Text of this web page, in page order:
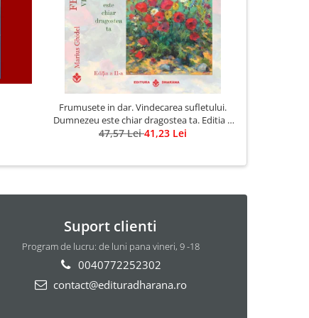
Frumusete in dar. Vindecarea sufletului.
Dumnezeu este chiar dragostea ta. Editia a
2-a
47,57 Lei41,23 Lei
Suport clienti
Program de lucru: de luni pana vineri, 9 -18
0040772252302
contact@edituradharana.ro